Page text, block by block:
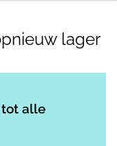
lager
alle